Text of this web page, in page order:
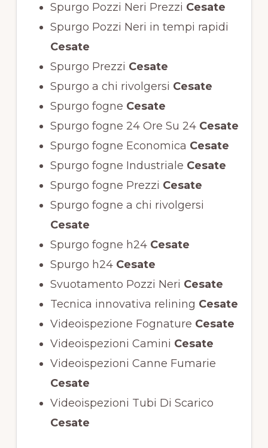
Spurgo Pozzi Neri Prezzi Cesate
Spurgo Pozzi Neri in tempi rapidi
Cesate
Spurgo Prezzi Cesate
Spurgo a chi rivolgersi Cesate
Spurgo fogne Cesate
Spurgo fogne 24 Ore Su 24Cesate
Spurgo fogne Economica Cesate
Spurgo fogne Industriale Cesate
Spurgo fogne Prezzi Cesate
Spurgo fogne a chi rivolgersi
Cesate
Spurgo fogne h24Cesate
Spurgo h24Cesate
Svuotamento Pozzi Neri Cesate
Tecnica innovativa relining Cesate
Videoispezione Fognature Cesate
Videoispezioni Camini Cesate
Videoispezioni Canne Fumarie
Cesate
Videoispezioni Tubi Di Scarico
Cesate